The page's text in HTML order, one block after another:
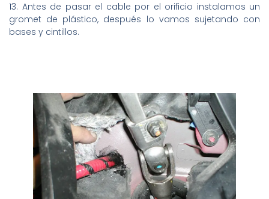
13. Antes de pasar el cable por el orificio instalamos un
gromet de plástico, después lo vamos sujetando con
bases y cintillos.